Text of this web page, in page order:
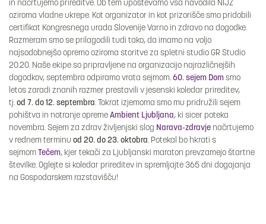
in načrtujemo prireditve. Ob tem upoštevamo vsa navodila NIJZ
oziroma vladne ukrepe. Kot organizator in kot prizorišče smo pridobili
certifikat Kongresnega urada Slovenije Varno in zdravo na dogodke.
Razmeram smo se prilagodili tudi tako, da imamo na voljo
najsodobnejšo opremo oziroma storitve za spletni studio GR Studio
20.20. Naše ekipe so pripravljene na organizacijo najrazličnejših
dogodkov, septembra odpiramo vrata sejmom. 60. sejem Dom smo
letos zaradi znanih razmer prestavili v jesenski koledar prireditev,
tj. od 7. do 12. septembra. Tokrat izjemoma smo mu pridružili sejem
pohištva in notranje opreme Ambient Ljubljana, ki sicer poteka
novembra. Sejem za zdrav življenjski slog Narava-zdravje načrtujemo
v rednem terminu od 20. do 23. oktobra. Potekal bo hkrati s
sejmom Tečem, kjer tekači za Ljubljanski maraton prevzamejo štartne
številke. Oglejte si koledar prireditev in spremljajte 365 dni dogajanja
na Gospodarskem razstavišču!